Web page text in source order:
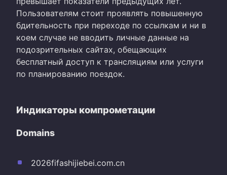
Пользователям стоит проявлять повышенную
бдительность при переходе по ссылкам и ни в
коем случае не вводить личные данные на
подозрительных сайтах, обещающих
бесплатный доступ к трансляциям или услуги
по планированию поездок.
Индикаторы компрометации
Domains
2026fifashijiebei.com.cn